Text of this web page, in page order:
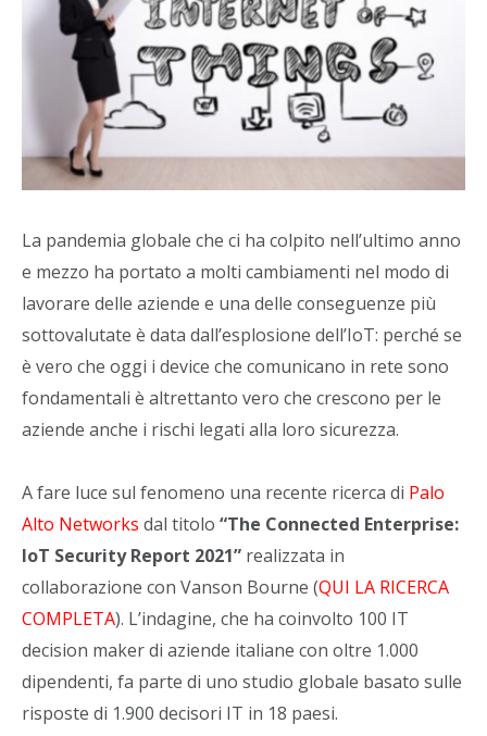
La pandemia globale che ci ha colpito nell’ultimo anno
e mezzo ha portato a molti cambiamenti nel modo di
lavorare delle aziende e una delle conseguenze più
sottovalutate è data dall’esplosione dell’IoT: perché se
è vero che oggi i device che comunicano in rete sono
fondamentali è altrettanto vero che crescono per le
aziende anche i rischi legati alla loro sicurezza.
A fare luce sul fenomeno una recente ricerca di Palo
Alto Networks dal titolo “The Connected Enterprise:
IoT Security Report 2021” realizzata in
collaborazione con Vanson Bourne (QUI LA RICERCA
COMPLETA). L’indagine, che ha coinvolto 100 IT
decision maker di aziende italiane con oltre 1.000
dipendenti, fa parte di uno studio globale basato sulle
risposte di 1.900 decisori IT in 18 paesi.